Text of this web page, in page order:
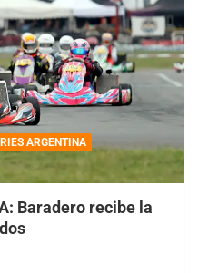
ARGENTINA
Baradero recibe la